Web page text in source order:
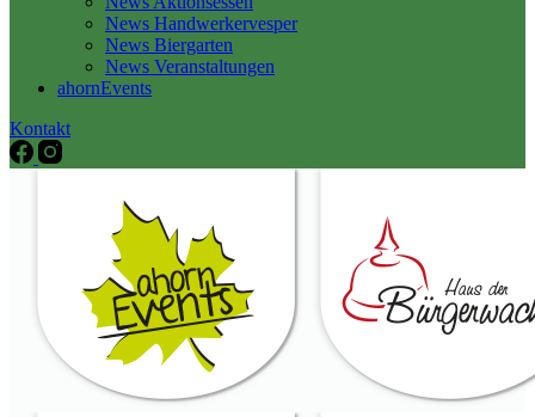
News Handwerkervesper
News Biergarten
News Veranstaltungen
ahornEvents
Kontakt